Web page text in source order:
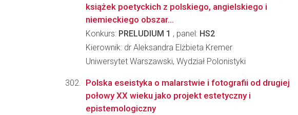
książek poetyckich z polskiego, angielskiego i
niemieckiego obszar...
Konkurs: PRELUDIUM 1 , panel: HS2
Kierownik: dr Aleksandra Elżbieta Kremer
Uniwersytet Warszawski, Wydział Polonistyki
Polska eseistyka o malarstwie i fotografii od drugiej
połowy XX wieku jako projekt estetyczny i
epistemologiczny